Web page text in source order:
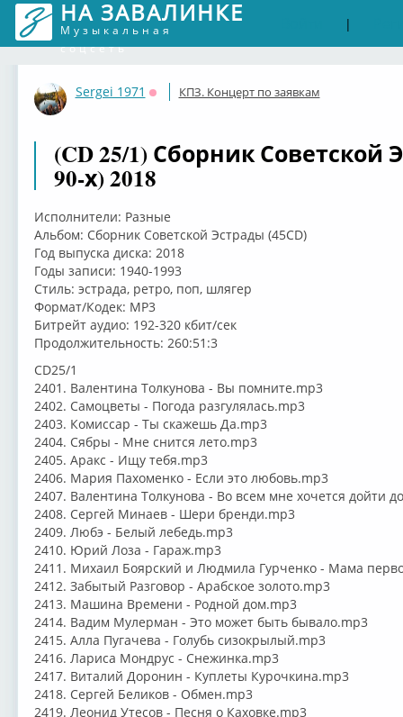
НА ЗАВАЛИНКЕ
Музыкальная
соцсеть
|
Sergei 1971
Оффлайн
КПЗ. Концерт по заявкам
(CD 25/1) Сборник Советской
90-х) 2018
Исполнители: Разные
Альбом: Сборник Советской Эстрады (45CD)
Год выпуска диска: 2018
Годы записи: 1940-1993
Стиль: эстрада, ретро, поп, шлягер
Формат/Кодек: MP3
Битрейт аудио: 192-320 кбит/сек
Продолжительность: 260:51:3
CD25/1
2401. Валентина Толкунова - Вы помните.mp3
2402. Самоцветы - Погода разгулялась.mp3
2403. Комиссар - Ты скажешь Да.mp3
2404. Сябры - Мне снится лето.mp3
2405. Аракс - Ищу тебя.mp3
2406. Мария Пахоменко - Если это любовь.mp3
2407. Валентина Толкунова - Во всем мне хочется дойти
2408. Сергей Минаев - Шери бренди.mp3
2409. Любэ - Белый лебедь.mp3
2410. Юрий Лоза - Гараж.mp3
2411. Михаил Боярский и Людмила Гурченко - Мама
2412. Забытый Разговор - Арабское золото.mp3
2413. Машина Времени - Родной дом.mp3
2414. Вадим Мулерман - Это может быть бывало.mp3
2415. Алла Пугачева - Голубь сизокрылый.mp3
2416. Лариса Мондрус - Снежинка.mp3
2417. Виталий Доронин - Куплеты Курочкина.mp3
2418. Сергей Беликов - Обмен.mp3
2419. Леонид Утесов - Песня о Каховке.mp3